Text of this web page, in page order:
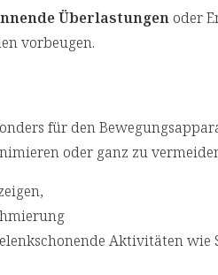
Überlastungen oder
vorbeugen.
für den
oder ganz zu
Aktivitäten wie